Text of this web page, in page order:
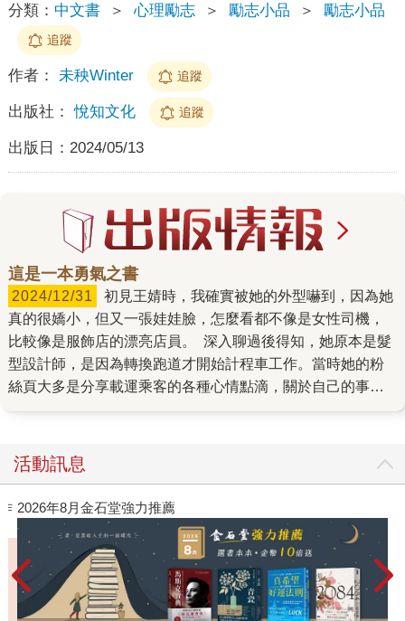
分類： 中文書 ＞ 心理勵志 ＞ 勵志小品 ＞ 勵志小品
追蹤
作者： 未秧Winter 追蹤
出版社： 悅知文化 追蹤
出版日： 2024/05/13
這是一本勇氣之書
2024/12/31
真的很嬌小，但又一張娃娃臉，怎麼看都不像是女性司機，
比較像是服飾店的漂亮店員。 深入聊過後得知，她原本是髮
型設計師，是因為轉換跑道才開始計程車工作。當時她的粉
絲頁大多是分享載運乘客的各種心情點滴，關於自己的事談
要了解作者的背景。沒想到她大方說著病程，提到是因為不
能一直關在家裡，覺得自己還是需要面對人群，情緒才會好
轉，所以選擇能接觸到人，但可以不用講太多話的工作。剛
好她也喜歡開車，再加上同學牽線，就這樣成為了女性司
機。 我們聊著聊著，覺得能分享的事很多，就這樣定下了出
版合約，並約定好半年後截稿，到時再來討論宣傳等事宜。
後來的事大家都知道了，王婧終究無緣看到本書出版，也無
法親自宣傳自己的書。 後來在整理她的稿子時，我才有機會
活動訊息
2026年8月金石堂強力推薦